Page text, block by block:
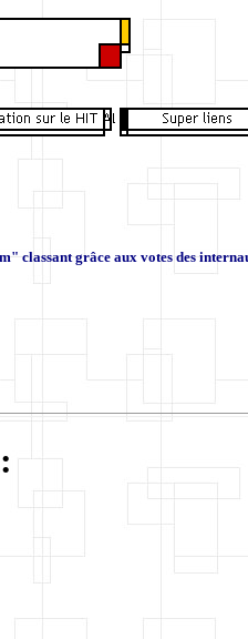
classant grâce aux votes des